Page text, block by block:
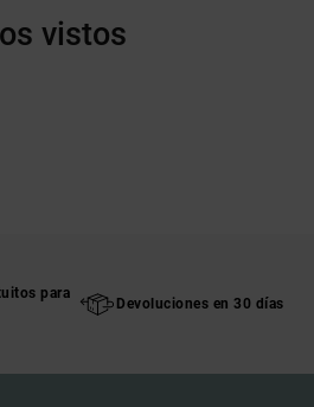
vistos
para
Devoluciones en 30 días